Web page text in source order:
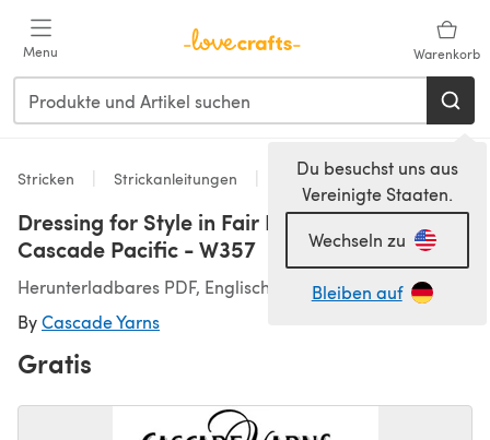
Menu Warenkorb
Du besuchst uns aus
Vereinigte Staaten.
Wechseln zu
Bleiben auf
Stricken Strickanleitungen Westen
Dressing for Style in Fair Isle Her Vest in
Cascade Pacific - W357
Herunterladbares PDF, Englisch
ByCascade Yarns
Gratis